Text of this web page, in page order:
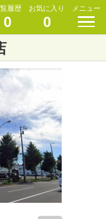
履歴
0
お気に入り
0
メニュー